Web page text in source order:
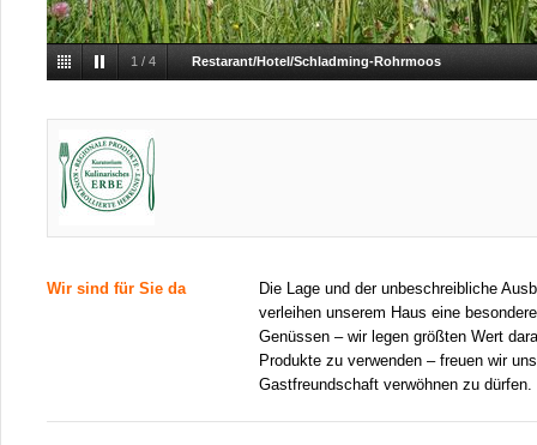
1 / 4 Restarant/Hotel/Schladming-Rohrmoos
Wir sind für Sie da
Die Lage und der unbeschreibliche
verleihen unserem Haus eine
Genüssen – wir legen größten Wert
Produkte zu verwenden – freuen wir
Gastfreundschaft verwöhnen zu dürfen.